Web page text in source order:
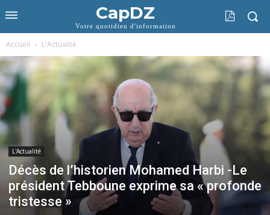
CapDZ
Votre quotidien d'information
Accueil L'Actualité
L'Actualité
Décès de l’historien Mohamed Harbi -Le
président Tebboune exprime sa « profonde
tristesse »